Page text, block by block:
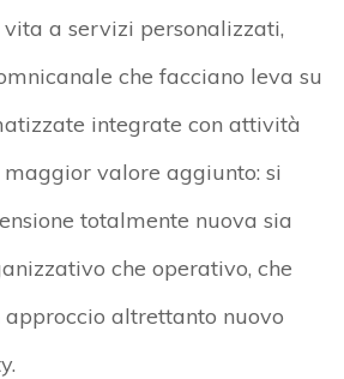
vita a servizi personalizzati,
che facciano leva su
integrate con attività
valore aggiunto: si
totalmente nuova sia
che operativo, che
altrettanto nuovo